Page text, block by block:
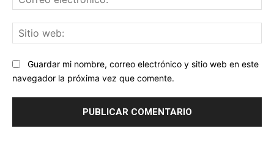
Guardar mi nombre, correo electrónico y sitio web en este
navegador la próxima vez que comente.